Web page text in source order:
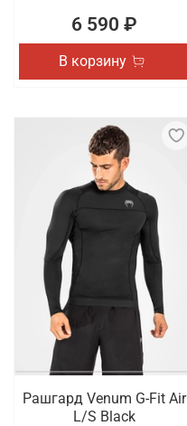
6 590 ₽
В корзину
Рашгард Venum G-Fit Air
L/S Black